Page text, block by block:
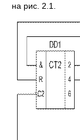
на рис. 2.1.